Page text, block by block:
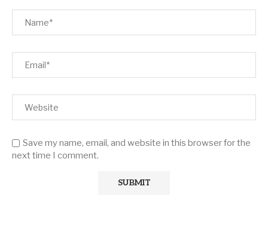
Save my name, email, and website in this browser for the
next time I comment.